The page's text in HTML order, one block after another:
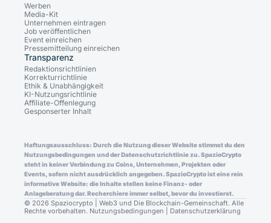
Werben
Media-Kit
Unternehmen eintragen
Job veröffentlichen
Event einreichen
Pressemitteilung einreichen
Transparenz
Redaktionsrichtlinien
Korrekturrichtlinie
Ethik & Unabhängigkeit
KI-Nutzungsrichtlinie
Affiliate-Offenlegung
Gesponserter Inhalt
Haftungsausschluss: Durch die Nutzung dieser Website stimmst du den
Nutzungsbedingungen und der Datenschutzrichtlinie zu. SpazioCrypto
steht in keiner Verbindung zu Coins, Unternehmen, Projekten oder
Events, sofern nicht ausdrücklich angegeben. SpazioCrypto ist eine rein
informative Website: die Inhalte stellen keine Finanz- oder
Anlageberatung dar. Recherchiere immer selbst, bevor du investierst.
© 2026 Spaziocrypto | Web3 und Die Blockchain-Gemeinschaft. Alle
Rechte vorbehalten. Nutzungsbedingungen Datenschutzerklärung